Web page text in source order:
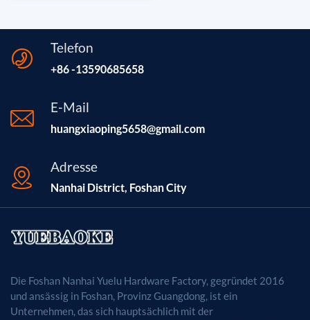
Telefon
+86 -13590685658
E-Mail
huangxiaoping5658@gmail.com
Adresse
Nanhai District, Foshan City
Die Foshan Nanhai Yuelu Hardware Factory, gegründet 2016
und ansässig in Foshan, Provinz Guangdong, ist ein
Unternehmen, das sich hauptsächlich mit der